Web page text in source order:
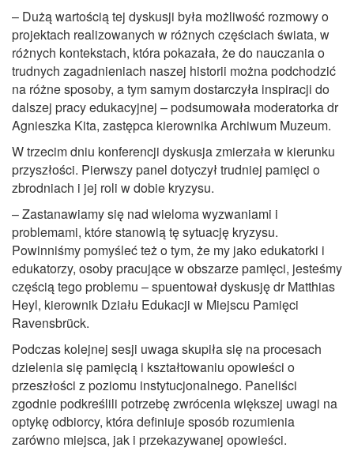
– Dużą wartością tej dyskusji była możliwość rozmowy o
projektach realizowanych w różnych częściach świata, w
różnych kontekstach, która pokazała, że do nauczania o
trudnych zagadnieniach naszej historii można podchodzić
na różne sposoby, a tym samym dostarczyła inspiracji do
dalszej pracy edukacyjnej – podsumowała moderatorka dr
Agnieszka Kita, zastępca kierownika Archiwum Muzeum.
W trzecim dniu konferencji dyskusja zmierzała w kierunku
przyszłości. Pierwszy panel dotyczył trudniej pamięci o
zbrodniach i jej roli w dobie kryzysu.
– Zastanawiamy się nad wieloma wyzwaniami i
problemami, które stanowią tę sytuację kryzysu.
Powinniśmy pomyśleć też o tym, że my jako edukatorki i
edukatorzy, osoby pracujące w obszarze pamięci, jesteśmy
częścią tego problemu – spuentował dyskusję dr Matthias
Heyl, kierownik Działu Edukacji w Miejscu Pamięci
Ravensbrück.
Podczas kolejnej sesji uwaga skupiła się na procesach
dzielenia się pamięcią i kształtowaniu opowieści o
przeszłości z poziomu instytucjonalnego. Paneliści
zgodnie podkreślili potrzebę zwrócenia większej uwagi na
optykę odbiorcy, która definiuje sposób rozumienia
zarówno miejsca, jak i przekazywanej opowieści.